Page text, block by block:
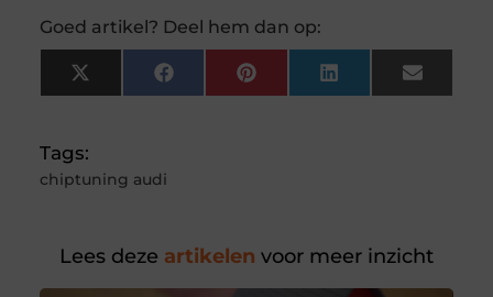
Goed artikel? Deel hem dan op:
X
(Twitter)
FacebookPinterestLinkedInEmail
Tags:
chiptuning audi
Lees deze artikelen voor meer inzicht